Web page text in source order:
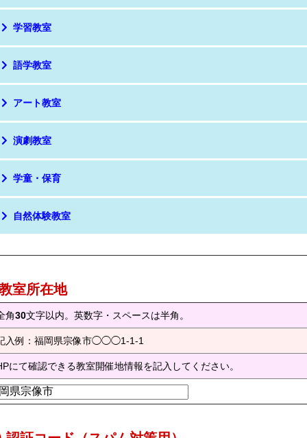
学習教室
語学教室
アート教室
演劇教室
学童・保育
自然体験教室
室所在地
角30文字以内。英数字・スペースは半角。
入例：福岡県宗像市◯◯◯1-1-1
にて確認できる教室開催地情報を記入してください。